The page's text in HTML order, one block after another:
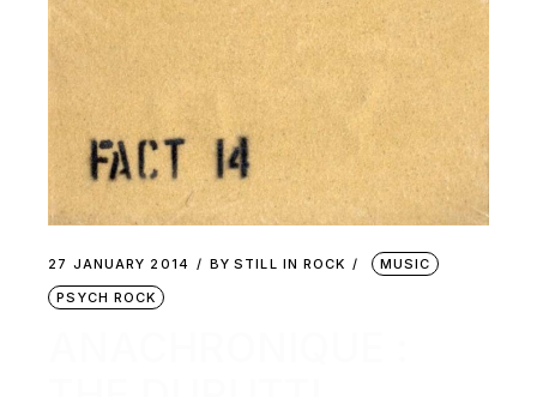
27 JANUARY 2014 BY STILL IN ROCK
MUSIC
PSYCH ROCK